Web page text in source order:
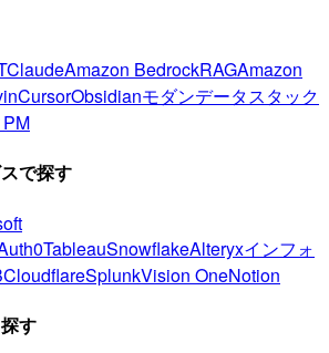
ClaudeAmazon BedrockRAGAmazon
CursorObsidianモダンデータスタック
PM
で探す
TableauSnowflakeAlteryxインフォ
CloudflareSplunkVision OneNotion
す